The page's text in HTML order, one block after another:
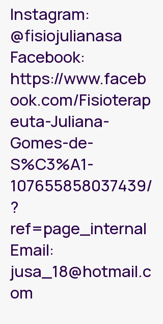
Instagram:
@fisiojulianasa
Facebook:
https://www.faceb
ook.com/Fisioterap
euta-Juliana-
Gomes-de-
S%C3%A1-
107655858037439/
?
ref=page_internal
Email:
jusa_18@hotmail.c
om